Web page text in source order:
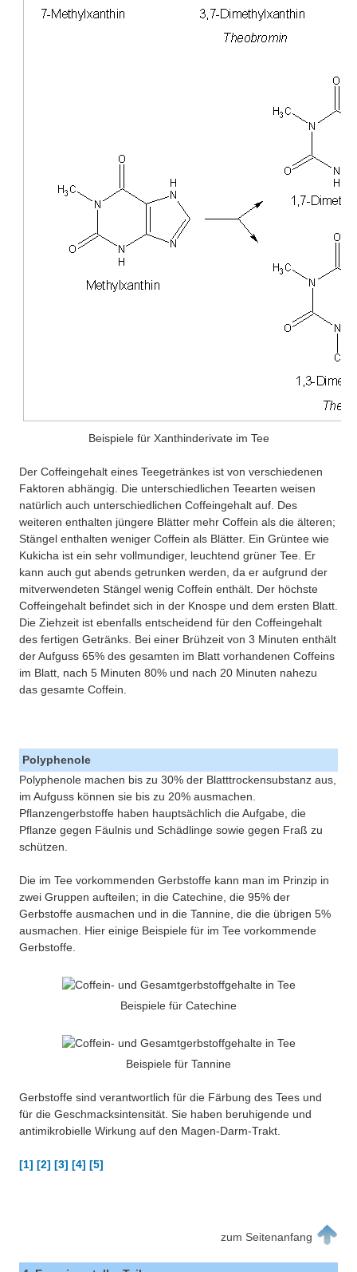
Beispiele für Xanthinderivate im Tee
Der Coffeingehalt eines Teegetränkes ist von verschiedenen
Faktoren abhängig. Die unterschiedlichen Teearten weisen
natürlich auch unterschiedlichen Coffeingehalt auf. Des
weiteren enthalten jüngere Blätter mehr Coffein als die älteren;
Stängel enthalten weniger Coffein als Blätter. Ein Grüntee wie
Kukicha ist ein sehr vollmundiger, leuchtend grüner Tee. Er
kann auch gut abends getrunken werden, da er aufgrund der
mitverwendeten Stängel wenig Coffein enthält. Der höchste
Coffeingehalt befindet sich in der Knospe und dem ersten Blatt.
Die Ziehzeit ist ebenfalls entscheidend für den Coffeingehalt
des fertigen Getränks. Bei einer Brühzeit von 3 Minuten enthält
der Aufguss 65% des gesamten im Blatt vorhandenen Coffeins
im Blatt, nach 5 Minuten 80% und nach 20 Minuten nahezu
das gesamte Coffein.
Polyphenole
Polyphenole machen bis zu 30% der Blatttrockensubstanz aus,
im Aufguss können sie bis zu 20% ausmachen.
Pflanzengerbstoffe haben hauptsächlich die Aufgabe, die
Pflanze gegen Fäulnis und Schädlinge sowie gegen Fraß zu
schützen.
Die im Tee vorkommenden Gerbstoffe kann man im Prinzip in
zwei Gruppen aufteilen; in die Catechine, die 95% der
Gerbstoffe ausmachen und in die Tannine, die die übrigen 5%
ausmachen. Hier einige Beispiele für im Tee vorkommende
Gerbstoffe.
Beispiele für Catechine
Beispiele für Tannine
Gerbstoffe sind verantwortlich für die Färbung des Tees und
für die Geschmacksintensität. Sie haben beruhigende und
antimikrobielle Wirkung auf den Magen-Darm-Trakt.
[1] [2] [3] [4] [5]
zum Seitenanfang